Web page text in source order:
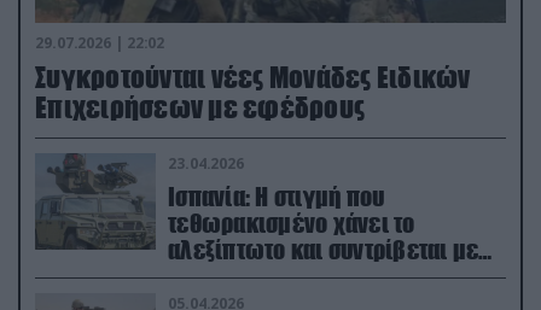
29.07.2026 | 22:02
Συγκροτούνται νέες Μονάδες Ειδικών
Επιχειρήσεων με εφέδρους
23.04.2026
Ισπανία: Η στιγμή που
τεθωρακισμένο χάνει το
αλεξίπτωτο και συντρίβεται με
ορμή στο έδαφος (βίντεο)
05.04.2026